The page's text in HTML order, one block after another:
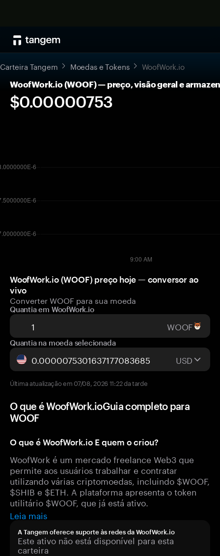
Carteira Tangem Moedas e Tokens WoofWork.io
WoofWork.io (WOOF) — preço, visão geral e
$0.00000753
WoofWork.io (WOOF) preço hoje — conversor ao
vivo
Converter WOOF para sua moeda
Quantia em WoofWork.io
WOOF
Quantia na moeda selecionada
USD
Última atualização em 07/08, 2026 11:22 da tarde
O que é WoofWork.ioGuia completo para
WOOF
O que é WoofWork.io E quem o criou?
WoofWork é um mercado freelance Web3 que
permite aos usuários trabalhar e contratar
utilizando várias criptomoedas, incluindo $WOOF,
$SHIB e $ETH. A plataforma apresenta o token
utilitário $WOOF, que já está ativo.
Leia mais
A Tangem oferece suporte às redes da WoofWork.io
Este ativo não está disponível para esta
carteira